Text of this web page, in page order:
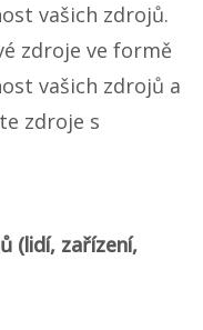
vašich zdrojů.
zdroje ve formě
vašich zdrojů a
zdroje s
(lidí, zařízení,